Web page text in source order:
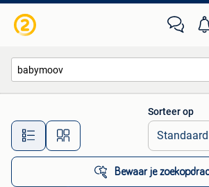
Alle afstanden…
Sorteer op
Bewaar je